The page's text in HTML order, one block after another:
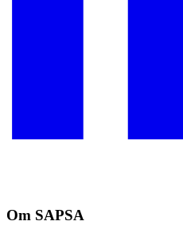
Om SAPSA